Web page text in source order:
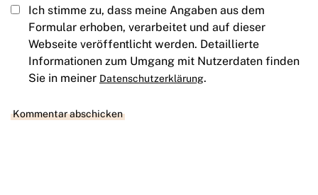
Ich stimme zu, dass meine Angaben aus dem
Formular erhoben, verarbeitet und auf dieser
Webseite veröffentlicht werden. Detaillierte
Informationen zum Umgang mit Nutzerdaten finden
Sie in meiner Datenschutzerklärung.